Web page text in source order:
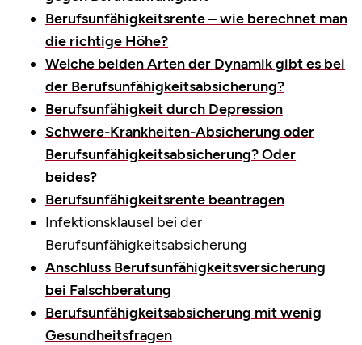
Berufsunfähigkeitsrente – wie berechnet man
die richtige Höhe?
Welche beiden Arten der Dynamik gibt es bei
der Berufsunfähigkeitsabsicherung?
Berufsunfähigkeit durch Depression
Schwere-Krankheiten-Absicherung oder
Berufsunfähigkeitsabsicherung? Oder
beides?
Berufsunfähigkeitsrente beantragen
Infektionsklausel bei der
Berufsunfähigkeitsabsicherung
Anschluss Berufsunfähigkeitsversicherung
bei Falschberatung
Berufsunfähigkeitsabsicherung mit wenig
Gesundheitsfragen